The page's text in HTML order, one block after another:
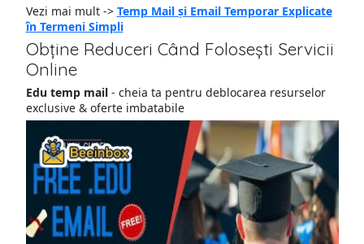
Vezi mai mult -> Temp Mail și Email Temporar Explicate
în Termeni Simpli
Obține Reduceri Când Folosești Servicii
Online
Edu temp mail- cheia ta pentru deblocarea resurselor
exclusive & oferte imbatabile